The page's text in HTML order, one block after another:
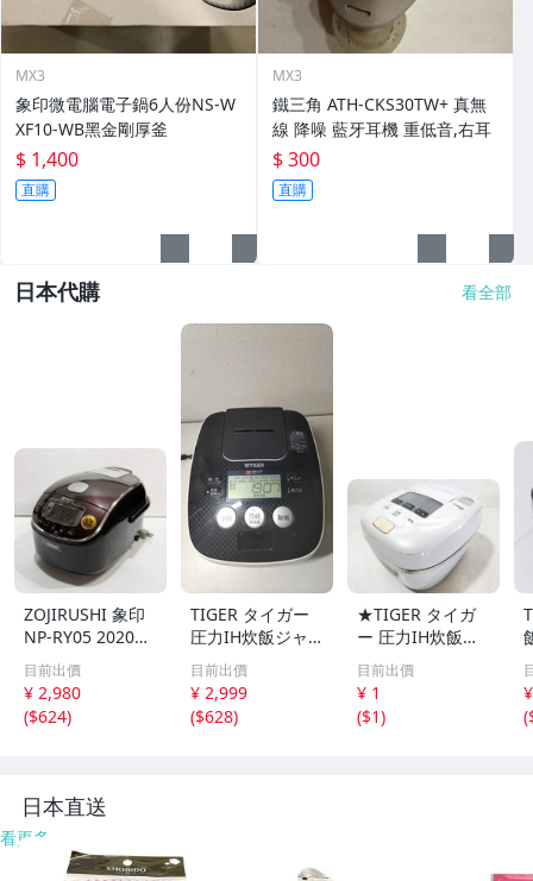
MX3
象印微電腦電子鍋6人份NS-W
XF10-WB黑金剛厚釜
$ 1,400
直購
MX3
鐵三角 ATH-CKS30TW+ 真無
線 降噪 藍牙耳機 重低音,右耳
$ 300
直購
日本代購 看全部
ZOJIRUSHI 象印
NP-RY05 2020年
製 圧力IH炊飯ジ
ャー 3合炊き 極
め炊き 動作確認
済 簡易清掃済
目前出價
¥ 2,980
($624)
TIGER タイガー
圧力IH炊飯ジャ
ー JPB-G102 18年
製
目前出價
¥ 2,999
($628)
★TIGER タイガ
ー 圧力IH炊飯ジ
ャー かまど熱封
土鍋コーディング
炊きたて 5.5合炊
き JPC-G100 炊飯
目前出價
¥ 1
($1)
(
日本直送
看更多